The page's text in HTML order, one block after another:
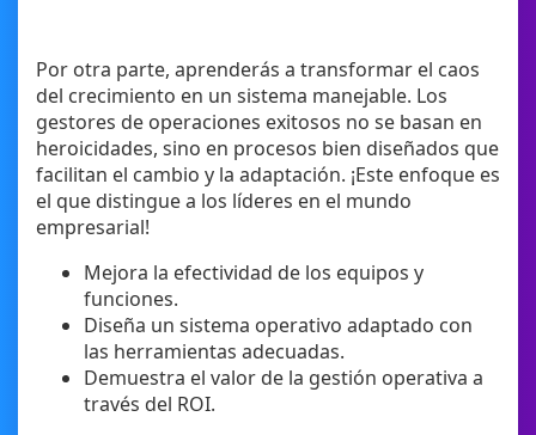
Por otra parte, aprenderás a transformar el caos
del crecimiento en un sistema manejable. Los
gestores de operaciones exitosos no se basan en
heroicidades, sino en procesos bien diseñados que
facilitan el cambio y la adaptación. ¡Este enfoque es
el que distingue a los líderes en el mundo
empresarial!
Mejora la efectividad de los equipos y
funciones.
Diseña un sistema operativo adaptado con
las herramientas adecuadas.
Demuestra el valor de la gestión operativa a
través del ROI.